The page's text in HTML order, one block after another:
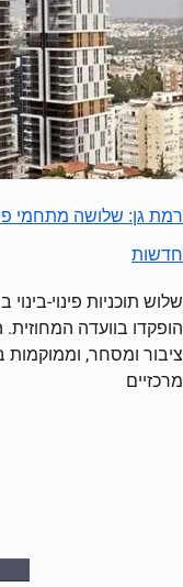
חדשות
שלוש תוכניות פינוי-
ציבור ומסחר, וממוקמות
מרכזיים